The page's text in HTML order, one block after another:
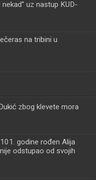
uz nastup KUD-
na tribini u
zbog klevete mora
godine rođen Alija
odstupao od svojih